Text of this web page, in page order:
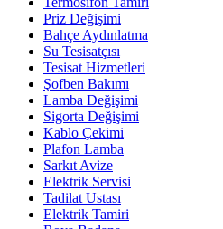
Priz Değişimi
Bahçe Aydınlatma
Su Tesisatçısı
Tesisat Hizmetleri
Şofben Bakımı
Lamba Değişimi
Sigorta Değişimi
Kablo Çekimi
Plafon Lamba
Sarkıt Avize
Elektrik Servisi
Tadilat Ustası
Elektrik Tamiri